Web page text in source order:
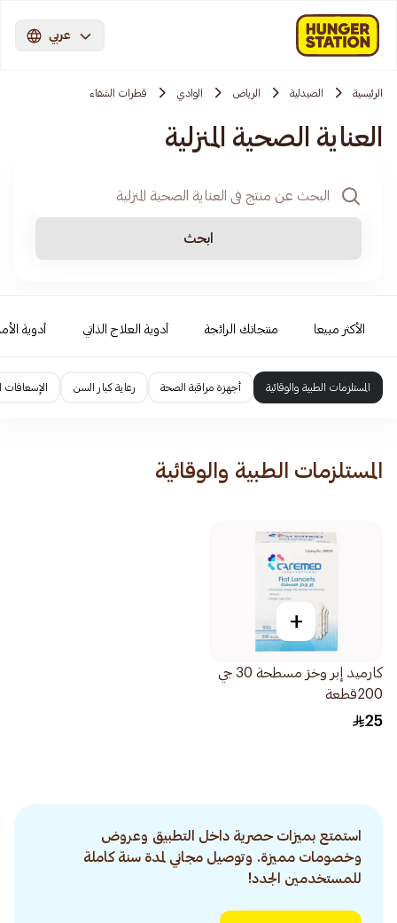
عربي
الرئيسية الصيدلية الرياض الوادي قطرات الشفاء
العناية الصحية المنزلية
ابحث
الأكثر مبيعا منتجاتك الرائجة أدوية العلاج الذاتي أدوية
المستلزمات الطبية والوقائية أجهزة مراقبة الصحة رعاية كبار السن الإسعافات
المستلزمات الطبية والوقائية
+
كارميد إبر وخز مسطحة 30 جي
200قطعة
25
استمتع بميزات حصرية داخل التطبيق وعروض
وخصومات مميزة. وتوصيل مجاني لمدة سنة كاملة
للمستخدمين الجدد!